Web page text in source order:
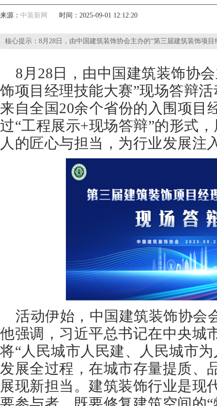
来源： 中装新网 时间：2025-09-01 12:12:20
核心提示：8月28日，由中国建筑装饰协会主办的“第三届建筑装饰项
8月28日，由中国建筑装饰协
饰项目经理技能大赛”现场答辩
来自全国20余个省份的入围项目
过“工程展示+现场答辩”的形式
人的匠心与担当，为行业发展注
活动伊始，中国建筑装饰协会
他强调，习近平总书记在中央城
将“人民城市人民建、人民城市
发展全过程，在城市存量提质、
展现新担当。建筑装饰行业是现